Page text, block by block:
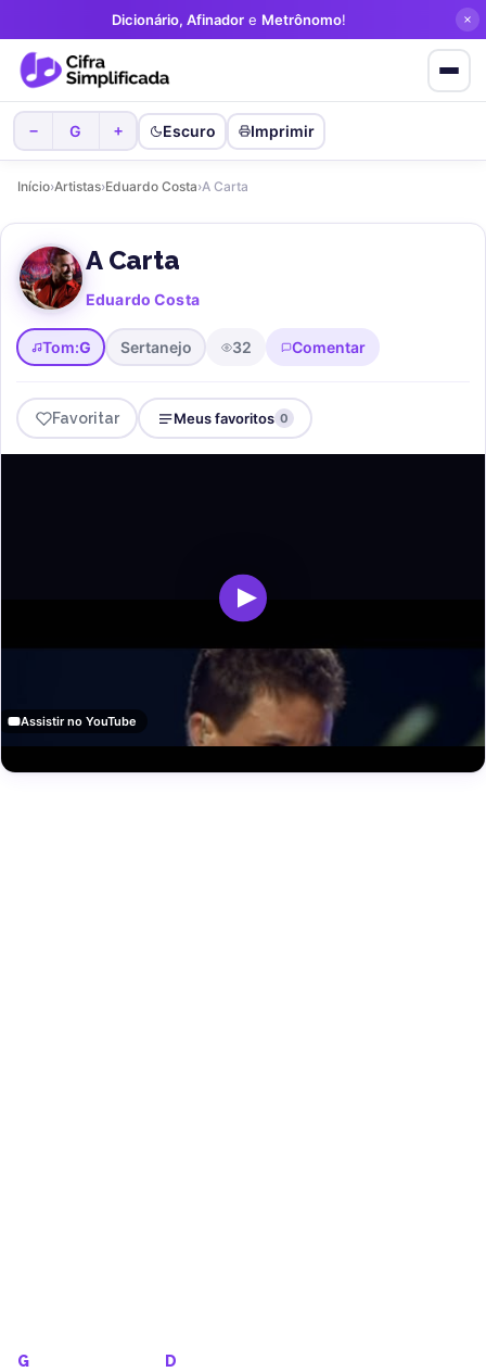
Dicionário, Afinador e Metrônomo!
− G + Escuro Imprimir
Início›Artistas›Eduardo Costa›A Carta
A Carta
Eduardo Costa
Tom:G Sertanejo 32 Comentar
Favoritar Meus favoritos 0
Assistir no YouTube
G D